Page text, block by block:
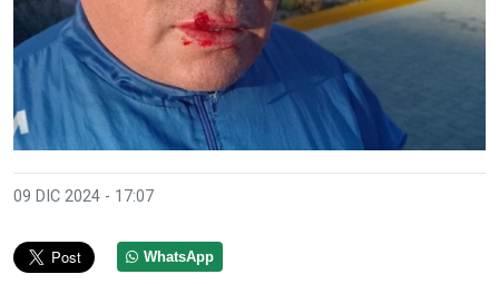
09 DIC 2024 - 17:07
WhatsApp